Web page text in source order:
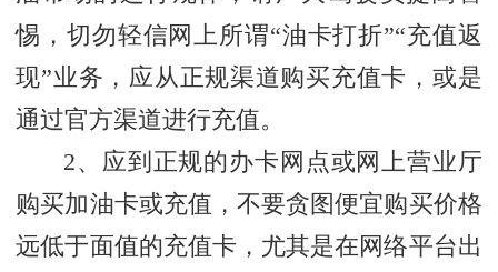
惕，切勿轻信网上所谓“油卡打折”“充值返
现”业务，应从正规渠道购买充值卡，或是
通过官方渠道进行充值。
2、应到正规的办卡网点或网上营业厅
购买加油卡或充值，不要贪图便宜购买价格
远低于面值的充值卡，尤其是在网络平台出